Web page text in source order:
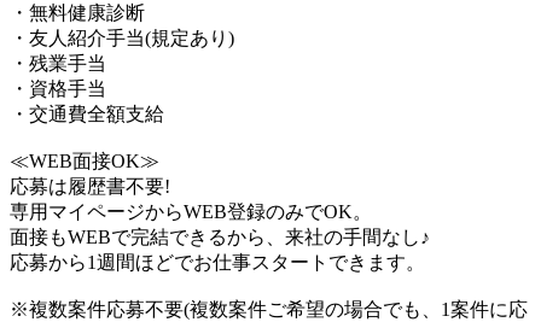
・無料健康診断
・友人紹介手当(規定あり)
・残業手当
・資格手当
・交通費全額支給
≪WEB面接OK≫
応募は履歴書不要!
専用マイページからWEB登録のみでOK。
面接もWEBで完結できるから、来社の手間なし♪
応募から1週間ほどでお仕事スタートできます。
※複数案件応募不要(複数案件ご希望の場合でも、1案件に応